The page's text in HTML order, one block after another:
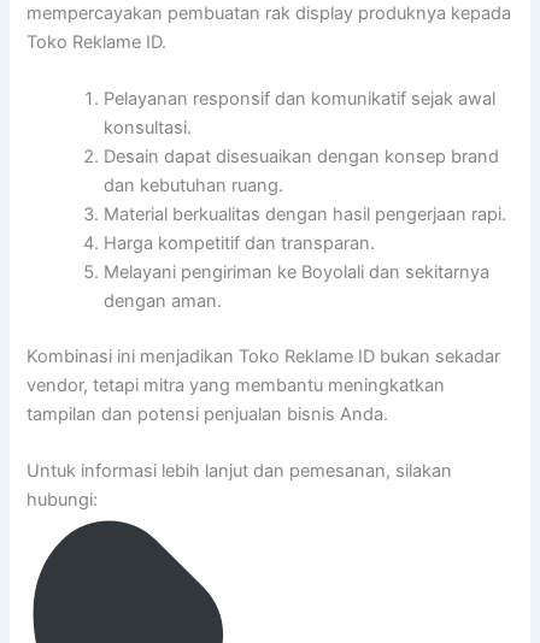
mempercayakan pembuatan rak display produknya kepada
Toko Reklame ID.
Pelayanan responsif dan komunikatif sejak awal
konsultasi.
Desain dapat disesuaikan dengan konsep brand
dan kebutuhan ruang.
Material berkualitas dengan hasil pengerjaan rapi.
Harga kompetitif dan transparan.
Melayani pengiriman ke Boyolali dan sekitarnya
dengan aman.
Kombinasi ini menjadikan Toko Reklame ID bukan sekadar
vendor, tetapi mitra yang membantu meningkatkan
tampilan dan potensi penjualan bisnis Anda.
Untuk informasi lebih lanjut dan pemesanan, silakan
hubungi: